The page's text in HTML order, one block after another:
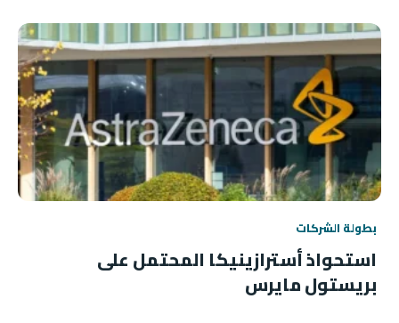
بطولة الشركات
استحواذ أسترازينيكا المحتمل على
بريستول مايرس